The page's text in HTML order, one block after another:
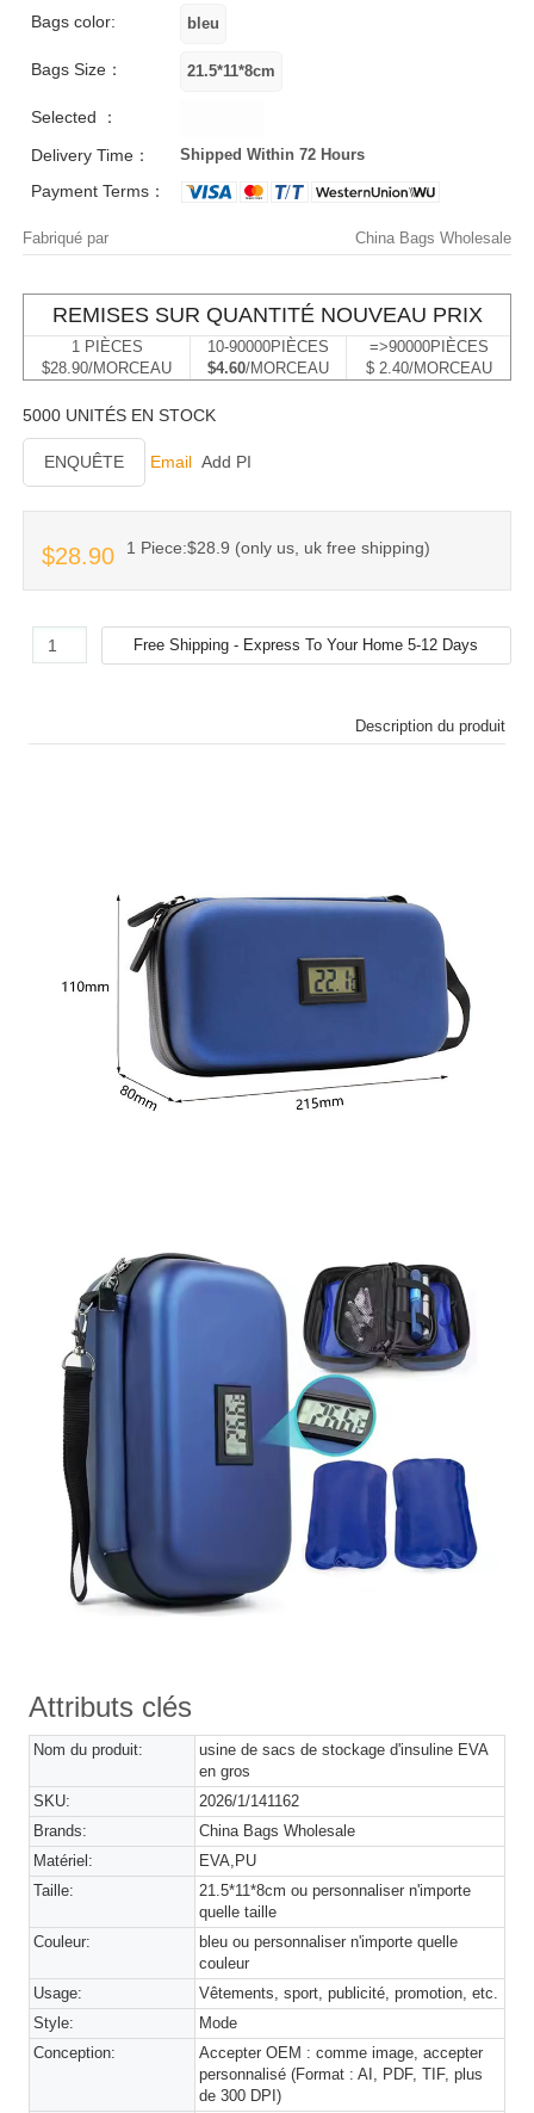
Bags color:
Bags Size：
Selected ：
Delivery Time：
Shipped Within 72 Hours
Payment Terms：
Fabriqué par China Bags Wholesale
REMISES SUR QUANTITÉ NOUVEAU PRIX
1 PIÈCES
$28.90/MORCEAU
10-90000PIÈCES
$4.60/MORCEAU
=>90000PIÈCES
$ 2.40/MORCEAU
5000 UNITÉS EN STOCK
ENQUÊTE Email Add PI
$28.90 1 Piece:$28.9 (only us, uk free shipping)
Description du produit
Attributs clés
Nom du produit:
usine de sacs de stockage d'insuline EVA
en gros
SKU:
2026/1/141162
Brands:
China Bags Wholesale
Matériel:
EVA,PU
Taille:
21.5*11*8cm ou personnaliser n'importe
quelle taille
Couleur:
bleu ou personnaliser n'importe quelle
couleur
Usage:
Vêtements, sport, publicité, promotion, etc.
Style:
Mode
Conception:
Accepter OEM : comme image, accepter
personnalisé (Format : AI, PDF, TIF, plus
de 300 DPI)